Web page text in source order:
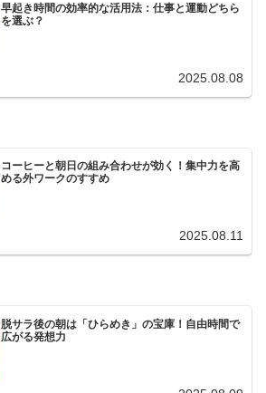
早起き時間の効率的な活用法：仕事と運動どちら
を選ぶ？
2025.08.08
コーヒーと朝日の組み合わせが効く！集中力を高
める外ワークのすすめ
2025.08.11
脱サラ後の朝は「ひらめき」の宝庫！自由時間で
広がる発想力